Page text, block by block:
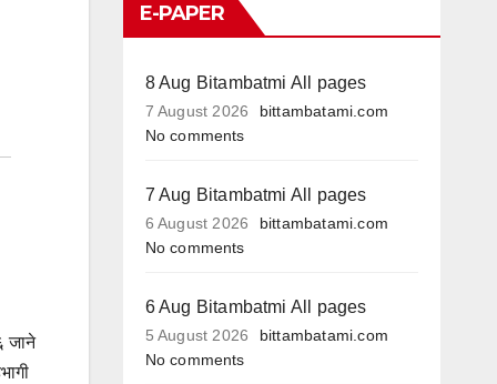
जाने
E-PAPER
8 Aug Bitambatmi All pages
7 August 2026
bittambatami.com
No comments
7 Aug Bitambatmi All pages
6 August 2026
bittambatami.com
No comments
6 Aug Bitambatmi All pages
5 August 2026
bittambatami.com
No comments